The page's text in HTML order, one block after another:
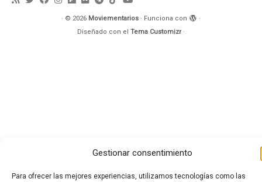
Gestionar consentimiento
Para ofrecer las mejores experiencias, utilizamos tecnologías como las
· © 2026 Moviementarios · Funciona con
·
Diseñado con el Tema Customizr·